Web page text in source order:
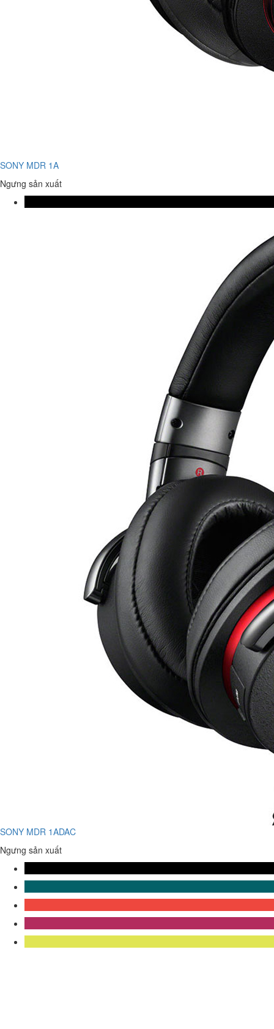
SONY MDR 1A
Ngưng sản xuất
SONY MDR 1ADAC
Ngưng sản xuất